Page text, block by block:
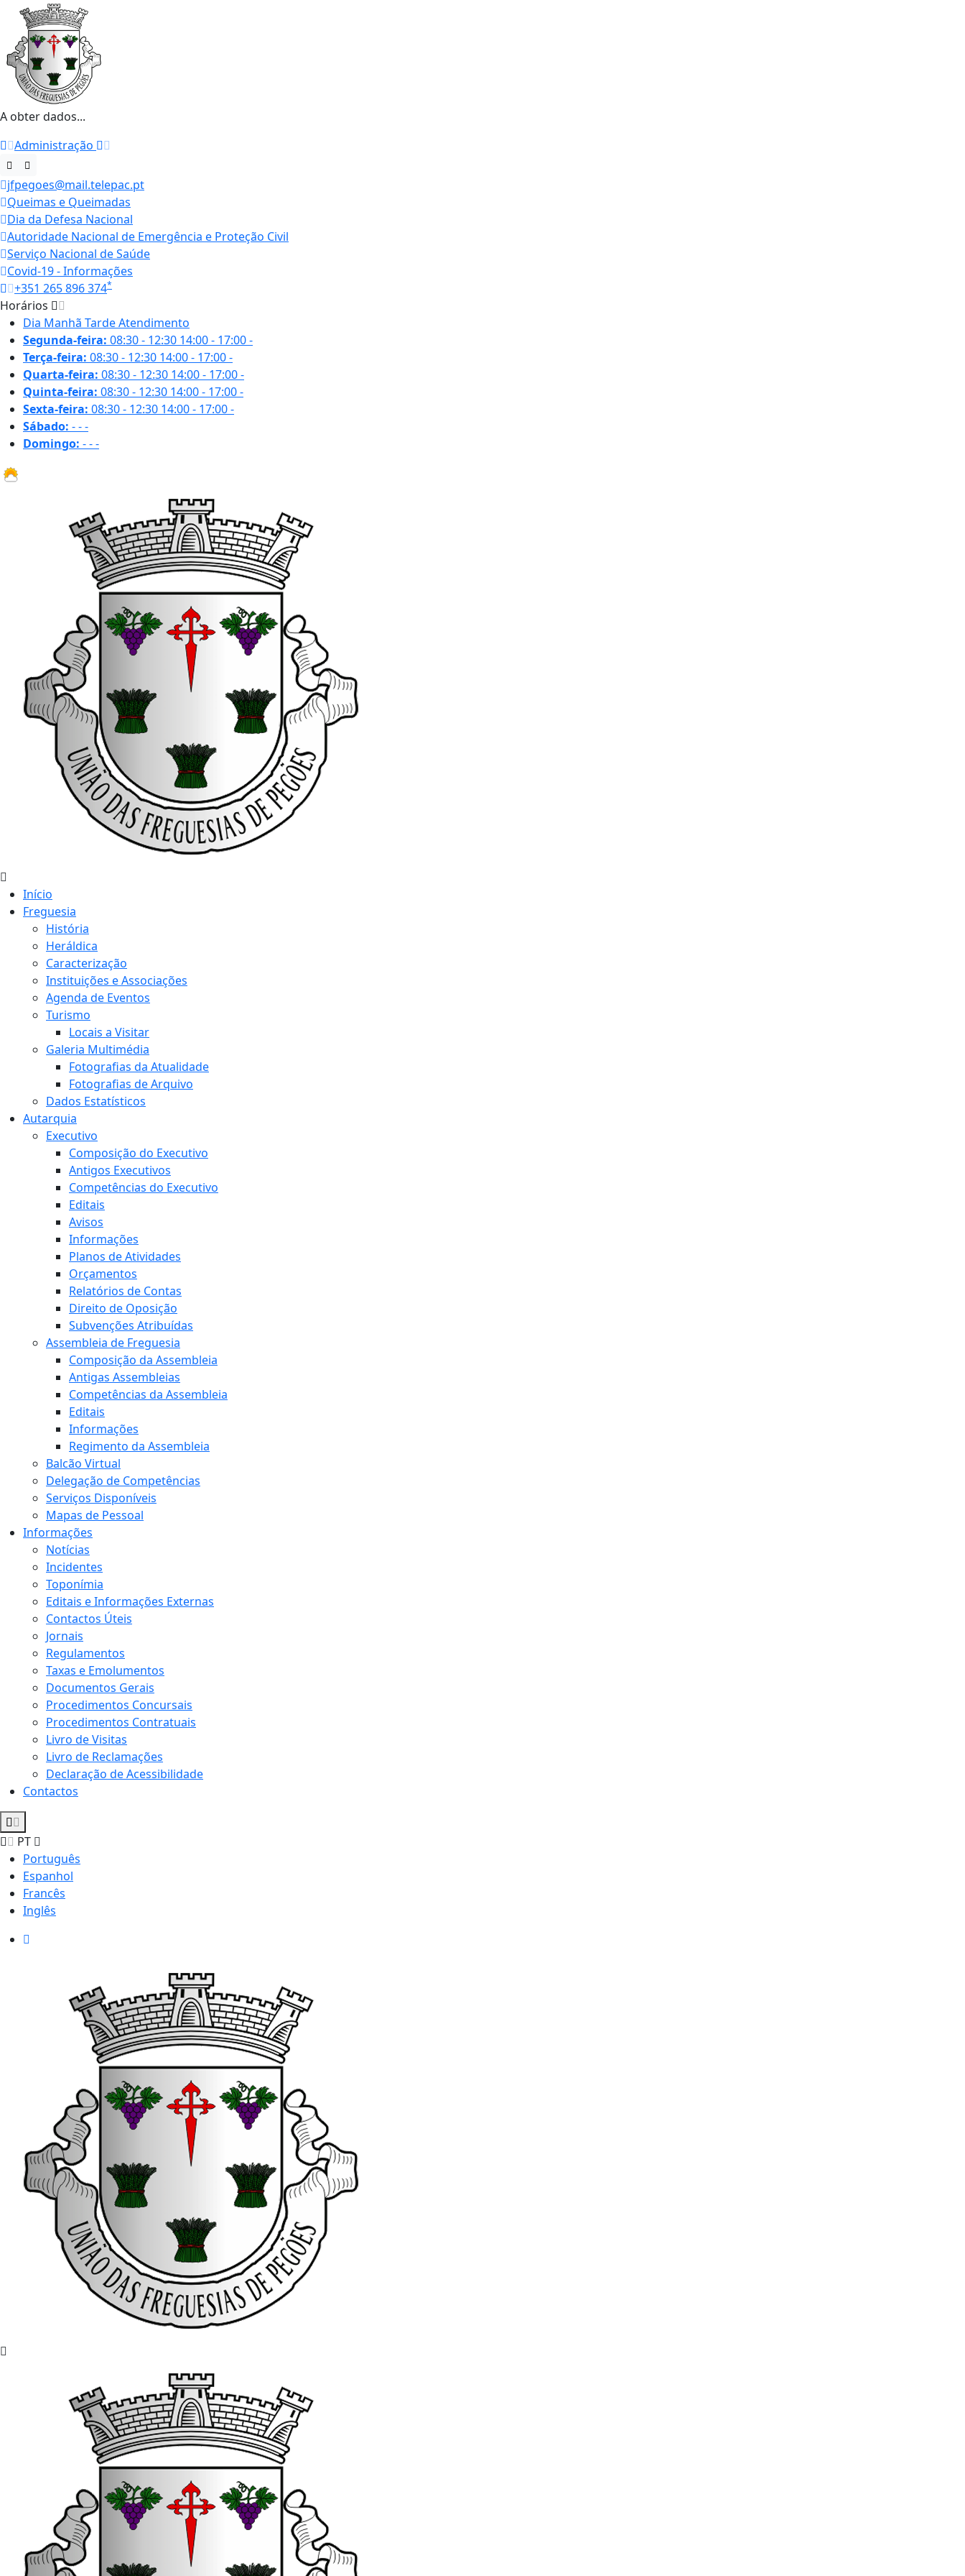
A obter dados...
Administração
jfpegoes@mail.telepac.pt
Queimas e Queimadas
Dia da Defesa Nacional
Autoridade Nacional de Emergência e Proteção Civil
Serviço Nacional de Saúde
Covid-19 - Informações
+351 265 896 374*
Horários
Dia Manhã TardeAtendimento
Segunda-feira: 08:30 - 12:30 14:00 - 17:00-
Terça-feira: 08:30 - 12:30 14:00 - 17:00-
Quarta-feira: 08:30 - 12:30 14:00 - 17:00-
Quinta-feira: 08:30 - 12:30 14:00 - 17:00-
Sexta-feira: 08:30 - 12:30 14:00 - 17:00-
Sábado: ---
Domingo: ---
Início
Freguesia
História
Heráldica
Caracterização
Instituições e Associações
Agenda de Eventos
Turismo
Locais a Visitar
Galeria Multimédia
Fotografias da Atualidade
Fotografias de Arquivo
Dados Estatísticos
Autarquia
Executivo
Composição do Executivo
Antigos Executivos
Competências do Executivo
Editais
Avisos
Informações
Planos de Atividades
Orçamentos
Relatórios de Contas
Direito de Oposição
Subvenções Atribuídas
Assembleia de Freguesia
Composição da Assembleia
Antigas Assembleias
Competências da Assembleia
Editais
Informações
Regimento da Assembleia
Balcão Virtual
Delegação de Competências
Serviços Disponíveis
Mapas de Pessoal
Informações
Notícias
Incidentes
Toponímia
Editais e Informações Externas
Contactos Úteis
Jornais
Regulamentos
Taxas e Emolumentos
Documentos Gerais
Procedimentos Concursais
Procedimentos Contratuais
Livro de Visitas
Livro de Reclamações
Declaração de Acessibilidade
Contactos
PT
Português
Espanhol
Francês
Inglês